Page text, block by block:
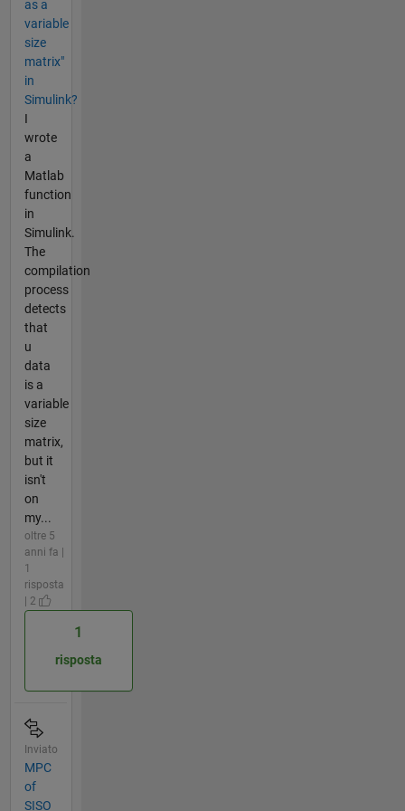
as a
variable
size
matrix"
in
Simulink?
I
wrote
a
Matlab
function
in
Simulink.
The
compilation
process
detects
that
u
data
is a
variable
size
matrix,
but it
isn't
on
my...
oltre 5
anni fa |
1
risposta
| 2
1
risposta
Inviato
MPC
of
SISO